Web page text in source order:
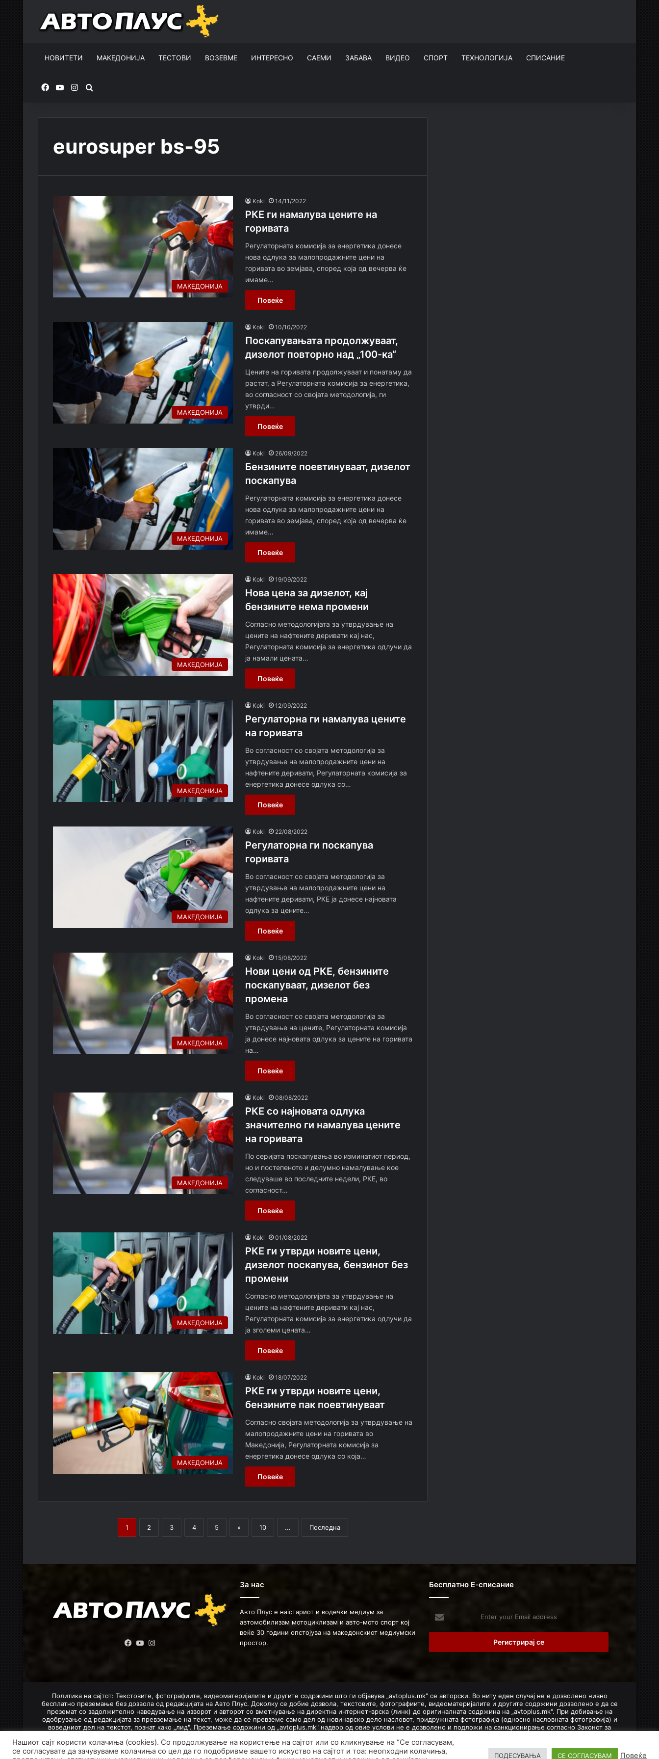
НОВИТЕТИ МАКЕДОНИЈА ТЕСТОВИ ВОЗЕВМЕ ИНТЕРЕСНО САЕМИ ЗАБАВА ВИДЕО СПОРТ ТЕХНОЛОГИЈА СПИСАНИЕ
FacebookYouTubeInstagram
eurosuper bs-95
МАКЕДОНИЈА
Koki 14/11/2022
РКЕ ги намалува цените на
горивата
Регулаторната комисија за енергетика донесе
нова одлука за малопродажните цени на
горивата во земјава, според која од вечерва ќе
имаме…
Повеќе
МАКЕДОНИЈА
Koki 10/10/2022
Поскапувањата продолжуваат,
дизелот повторно над „100-ка“
Цените на горивата продолжуваат и понатаму да
растат, а Регулаторната комисија за енергетика,
во согласност со својата методологија, ги
утврди…
Повеќе
МАКЕДОНИЈА
Koki 26/09/2022
Бензините поевтинуваат, дизелот
поскапува
Регулаторната комисија за енергетика донесе
нова одлука за малопродажните цени на
горивата во земјава, според која од вечерва ќе
имаме…
Повеќе
МАКЕДОНИЈА
Koki 19/09/2022
Нова цена за дизелот, кај
бензините нема промени
Согласно методологијата за утврдување на
цените на нафтените деривати кај нас,
Регулаторната комисија за енергетика одлучи да
ја намали цената…
Повеќе
МАКЕДОНИЈА
Koki 12/09/2022
Регулаторна ги намалува цените
на горивата
Во согласност со својата методологија за
утврдување на малопродажните цени на
нафтените деривати, Регулаторната комисија за
енергетика донесе одлука со…
Повеќе
МАКЕДОНИЈА
Koki 22/08/2022
Регулаторна ги поскапува
горивата
Во согласност со својата методологија за
утврдување на малопродажните цени на
нафтените деривати, РКЕ ја донесе најновата
одлука за цените…
Повеќе
МАКЕДОНИЈА
Koki 15/08/2022
Нови цени од РКЕ, бензините
поскапуваат, дизелот без
промена
Во согласност со својата методологија за
утврдување на цените, Регулаторната комисија
ја донесе најновата одлука за цените на горивата
на…
Повеќе
МАКЕДОНИЈА
Koki 08/08/2022
РКЕ со најновата одлука
значително ги намалува цените
на горивата
По серијата поскапувања во изминатиот период,
но и постепеното и делумно намалување кое
следуваше во последните недели, РКЕ, во
согласност…
Повеќе
МАКЕДОНИЈА
Koki 01/08/2022
РКЕ ги утврди новите цени,
дизелот поскапува, бензинот без
промени
Согласно методологијата за утврдување на
цените на нафтените деривати кај нас,
Регулаторната комисија за енергетика одлучи да
ја зголеми цената…
Повеќе
МАКЕДОНИЈА
Koki 18/07/2022
РКЕ ги утврди новите цени,
бензините пак поевтинуваат
Согласно својата методологија за утврдување на
малопродажните цени на горивата во
Македонија, Регулаторната комисија за
енергетика донесе одлука со која…
Повеќе
1 2 3 4 5 » 10 ... Последна
Facebook
YouTube
За нас
Авто Плус е наістариот и водечки медиум за
автомобилизам мотоциклизам и авто-мото спорт кој
веќе 30 години опстојува на македонскиот медиумски
простор.
Бесплатно Е-списание
Enter
your
Email
Политика на сајтот: Текстовите, фотографиите, видеоматеријалите и другите содржини што ги објавува „avtoplus.mk" се авторски. Во ниту еден случај не е дозволено нивно
бесплатно преземање без дозвола од редакцијата на Авто Плус. Доколку се добие дозвола, текстовите, фотографиите, видеоматеријалите и другите содржини дозволено е да се
преземат со задолжително наведување на изворот и авторот со вметнување на директна интернет-врска (линк) до оригиналната содржина на „avtoplus.mk". При добивање на
одобрување од редакцијата за превземање на текст, може да се превземе само дел од новинарско дело насловот, придружната фотографија (односно насловната фотографија) и
воведниот дел на текстот, познат како „лид". Преземање содржини од „avtoplus.mk" надвор од овие услови не е дозволено и подложи на санкционирање согласно Законот за
Developed by PROCESS IN. Hosted byGoHost .
Нашиот сајт користи колачиња (cookies). Со продолжување на користење на сајтот или со кликнување на “Се согласувам,
се согласувате да зачувуваме колачиња со цел да го подобривме вашето искуство на сајтот и тоа: неопходни колачиња,
ПОДЕСУВАЊА СЕ СОГЛАСУВАМ Повеќе